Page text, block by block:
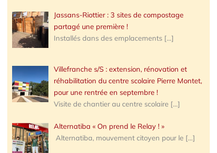
Jassans-Riottier : 3 sites de compostage
partagé une première !
Installés dans des emplacements […]
Villefranche s/S : extension, rénovation et
réhabilitation du centre scolaire Pierre Montet,
pour une rentrée en septembre !
Visite de chantier au centre scolaire […]
Alternatiba « On prend le Relay ! »
Alternatiba, mouvement citoyen pour le […]